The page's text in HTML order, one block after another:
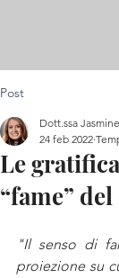
Post
Le
“fame”
Dott.ssa
24 feb 2022
"Il senso di
proiezione su